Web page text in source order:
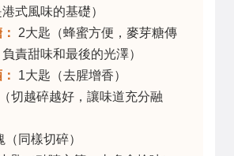
式風味的基礎）
2大匙（蜂蜜方便，麥芽糖傳
責甜味和最後的光澤）
1大匙（去腥增香）
切越碎越好，讓味道充分融
（同樣切碎）